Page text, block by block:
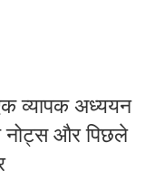
व्यापक अध्ययन
नोट्स और पिछले